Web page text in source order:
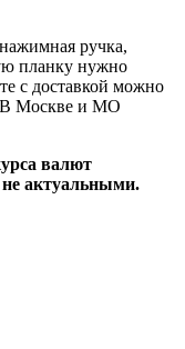
ручка,
планку нужно
с доставкой можно
В Москве и МО
валют
актуальными.